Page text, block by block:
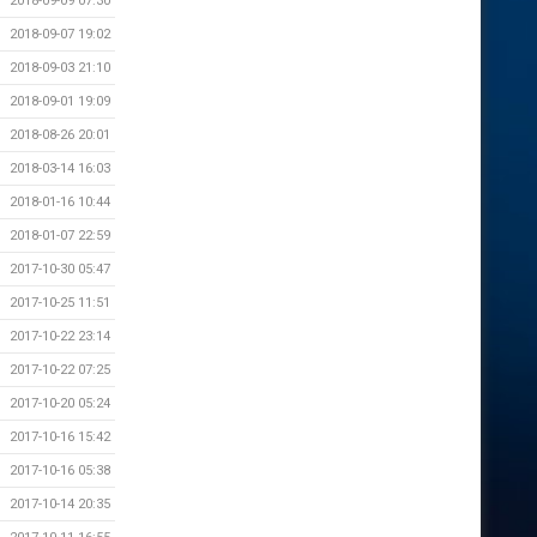
2018-09-07 19:02
2018-09-03 21:10
2018-09-01 19:09
2018-08-26 20:01
2018-03-14 16:03
2018-01-16 10:44
2018-01-07 22:59
2017-10-30 05:47
2017-10-25 11:51
2017-10-22 23:14
2017-10-22 07:25
2017-10-20 05:24
2017-10-16 15:42
2017-10-16 05:38
2017-10-14 20:35